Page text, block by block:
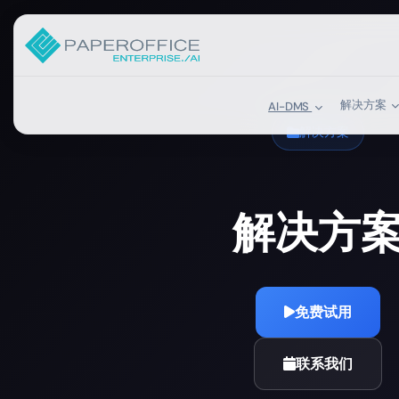
AI-DMS 解决方案
解决方案
解决方
免费试用
联系我们